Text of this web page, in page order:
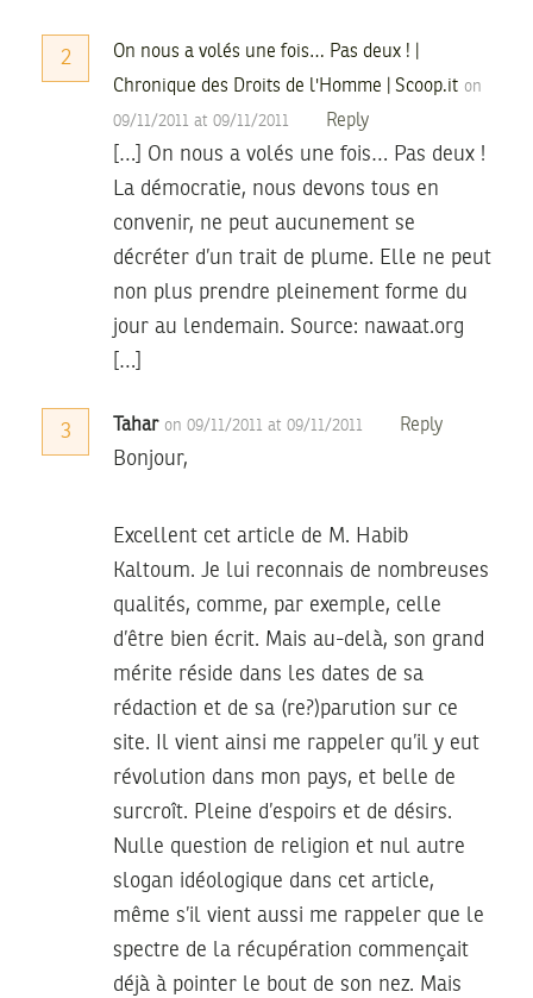
2
On nous a volés une fois… Pas deux ! |
Chronique des Droits de l'Homme | Scoop.it on
09/11/2011 at 09/11/2011 Reply
[…] On nous a volés une fois… Pas deux !
La démocratie, nous devons tous en
convenir, ne peut aucunement se
décréter d’un trait de plume. Elle ne peut
non plus prendre pleinement forme du
jour au lendemain. Source: nawaat.org
[…]
3 Tahar on 09/11/2011 at 09/11/2011 Reply
Bonjour,
Excellent cet article de M. Habib
Kaltoum. Je lui reconnais de nombreuses
qualités, comme, par exemple, celle
d’être bien écrit. Mais au-delà, son grand
mérite réside dans les dates de sa
rédaction et de sa (re?)parution sur ce
site. Il vient ainsi me rappeler qu’il y eut
révolution dans mon pays, et belle de
surcroît. Pleine d’espoirs et de désirs.
Nulle question de religion et nul autre
slogan idéologique dans cet article,
même s’il vient aussi me rappeler que le
spectre de la récupération commençait
déjà à pointer le bout de son nez. Mais